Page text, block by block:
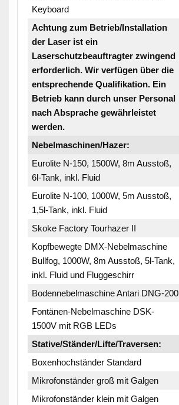
Keyboard
Achtung zum Betrieb/Installation
der Laser ist ein
Laserschutzbeauftragter zwingend
erforderlich. Wir verfügen über die
entsprechende Qualifikation. Ein
Betrieb kann durch unser Personal
nach Absprache gewährleistet
werden.
Nebelmaschinen/Hazer:
Eurolite N-150, 1500W, 8m Ausstoß,
6l-Tank, inkl. Fluid
Eurolite N-100, 1000W, 5m Ausstoß,
1,5l-Tank, inkl. Fluid
Skoke Factory Tourhazer II
Kopfbewegte DMX-Nebelmaschine
Bullfog, 1000W, 8m Ausstoß, 5l-Tank,
inkl. Fluid und Fluggeschirr
Bodennebelmaschine Antari DNG-200
Fontänen-Nebelmaschine DSK-
1500V mit RGB LEDs
Stative/Ständer/Lifte/Traversen:
Boxenhochständer Standard
Mikrofonständer groß mit Galgen
Mikrofonständer klein mit Galgen